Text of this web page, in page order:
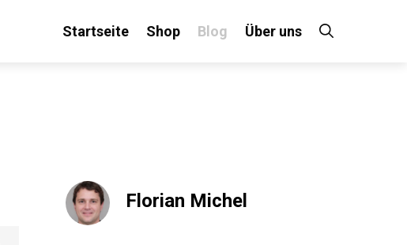
Startseite Shop Blog Über uns
Florian Michel